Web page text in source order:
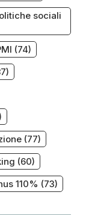
sociali
(74)
(77)
(60)
110% (73)